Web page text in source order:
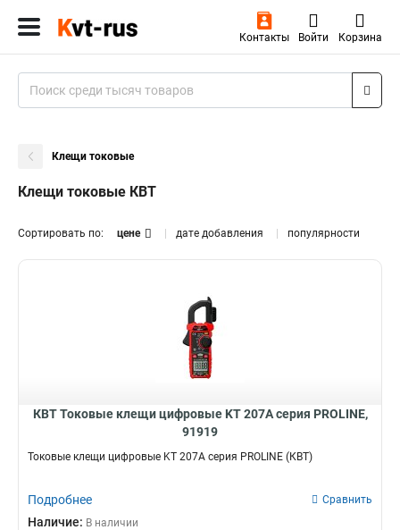
Контакты Войти Корзина
Клещи токовые
Клещи токовые КВТ
Сортировать по: цене дате добавления популярности
КВТ Токовые клещи цифровые KT 207A серия PROLINE,
91919
Токовые клещи цифровые KT 207A серия PROLINE (КВТ)
Подробнее Сравнить
Наличие: В наличии